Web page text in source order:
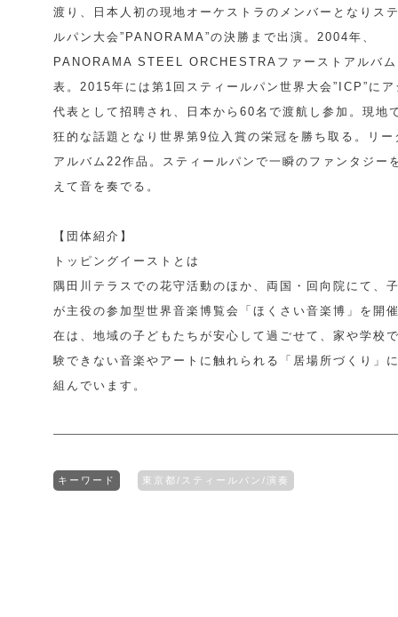
渡り、日本人初の現地オーケストラのメンバーとなりス
ルパン大会”PANORAMA”の決勝まで出演。2004年、
PANORAMA STEEL ORCHESTRAファーストアルバ
表。2015年には第1回スティールパン世界大会”ICP”にア
代表として招聘され、日本から60名で渡航し参加。現地
狂的な話題となり世界第9位入賞の栄冠を勝ち取る。リー
アルバム22作品。スティールパンで一瞬のファンタジー
えて音を奏でる。
【団体紹介】
トッピングイーストとは
隅田川テラスでの花守活動のほか、両国・回向院にて、
が主役の参加型世界音楽博覧会「ほくさい音楽博」を開
在は、地域の子どもたちが安心して過ごせて、家や学校
験できない音楽やアートに触れられる「居場所づくり」
組んでいます。
キーワード 東京都/スティールパン/演奏